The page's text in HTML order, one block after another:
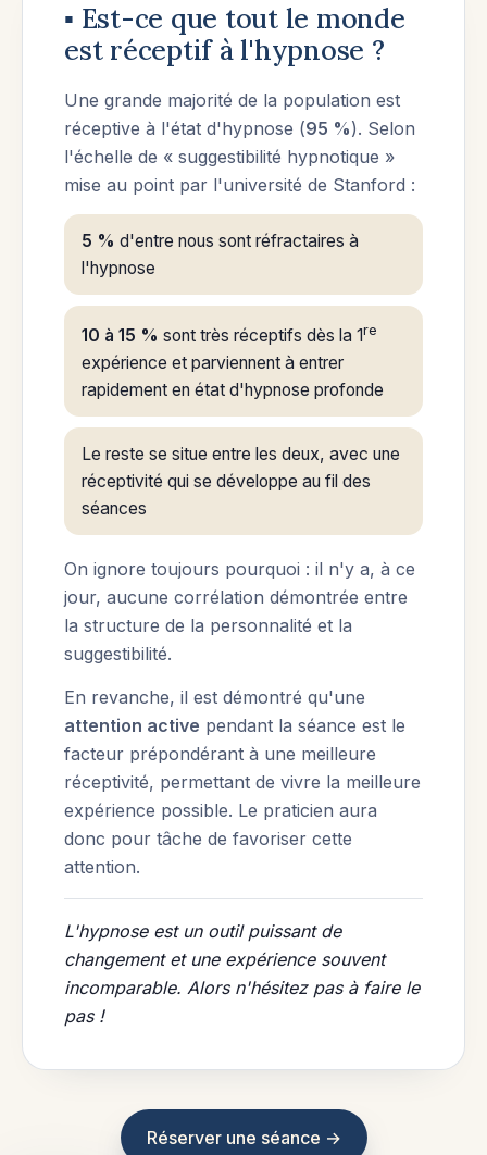
▪︎ Est-ce que tout le monde
est réceptif à l'hypnose ?
Une grande majorité de la population est
réceptive à l'état d'hypnose (95 %). Selon
l'échelle de « suggestibilité hypnotique »
mise au point par l'université de Stanford :
5 % d'entre nous sont réfractaires à
l'hypnose
10 à 15 % sont très réceptifs dès la 1re
expérience et parviennent à entrer
rapidement en état d'hypnose profonde
Le reste se situe entre les deux, avec une
réceptivité qui se développe au fil des
séances
On ignore toujours pourquoi : il n'y a, à ce
jour, aucune corrélation démontrée entre
la structure de la personnalité et la
suggestibilité.
En revanche, il est démontré qu'une
attention active pendant la séance est le
facteur prépondérant à une meilleure
réceptivité, permettant de vivre la meilleure
expérience possible. Le praticien aura
donc pour tâche de favoriser cette
attention.
L'hypnose est un outil puissant de
changement et une expérience souvent
incomparable. Alors n'hésitez pas à faire le
pas !
Réserver une séance →